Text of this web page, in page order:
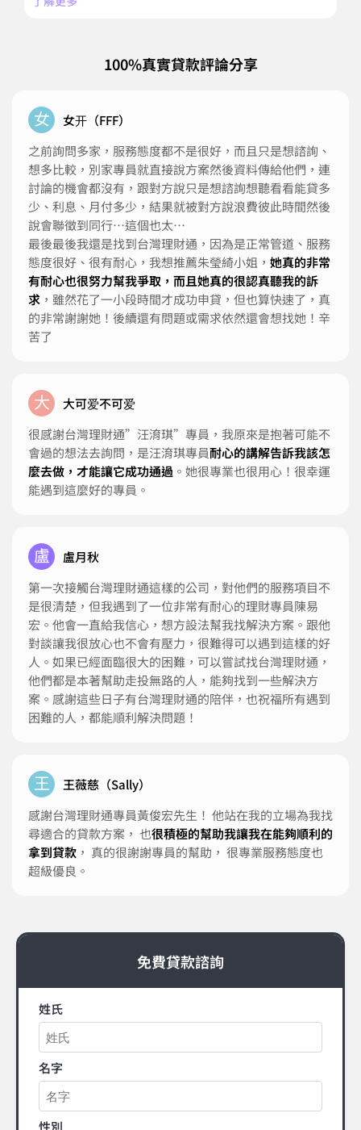
100%真實貸款評論分享
女
女开（FFF）
之前詢問多家，服務態度都不是很好，而且只是想諮詢、
想多比較，別家專員就直接說方案然後資料傳給他們，連
討論的機會都沒有，跟對方說只是想諮詢想聽看看能貸多
少、利息、月付多少，結果就被對方說浪費彼此時間然後
說會聯徵到同行⋯這個也太⋯
最後最後我還是找到台灣理財通，因為是正常管道、服務
態度很好、很有耐心，我想推薦朱瑩綺小姐， 她真的非常
有耐心也很努力幫我爭取，而且她真的很認真聽我的訴
求 ，雖然花了一小段時間才成功申貸，但也算快速了，真
的非常謝謝她！後續還有問題或需求依然還會想找她！辛
苦了
大
大可爱不可爱
很感謝台灣理財通”汪淯琪”專員，我原來是抱著可能不
會過的想法去詢問，是汪淯琪專員耐心的講解告訴我該怎
麼去做，才能讓它成功通過 。她很專業也很用心！很幸運
能遇到這麼好的專員。
盧
盧月秋
第一次接觸台灣理財通這樣的公司，對他們的服務項目不
是很清楚，但我遇到了一位非常有耐心的理財專員陳易
宏。他會一直給我信心，想方設法幫我找解決方案。跟他
對談讓我很放心也不會有壓力，很難得可以遇到這樣的好
人。如果已經面臨很大的困難，可以嘗試找台灣理財通，
他們都是本著幫助走投無路的人，能夠找到一些解決方
案。感謝這些日子有台灣理財通的陪伴，也祝福所有遇到
困難的人，都能順利解決問題！
王
王薇慈（Sally）
感謝台灣理財通專員黃俊宏先生！ 他站在我的立場為我找
尋適合的貸款方案， 也很積極的幫助我讓我在能夠順利的
拿到貸款 ， 真的很謝謝專員的幫助， 很專業服務態度也
超級優良。
免費貸款諮詢
姓氏
名字
性別